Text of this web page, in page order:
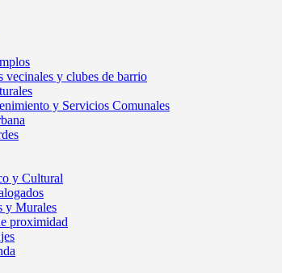
vecinales y clubes de barrio
y Servicios Comunales
y Cultural
y Murales
proximidad